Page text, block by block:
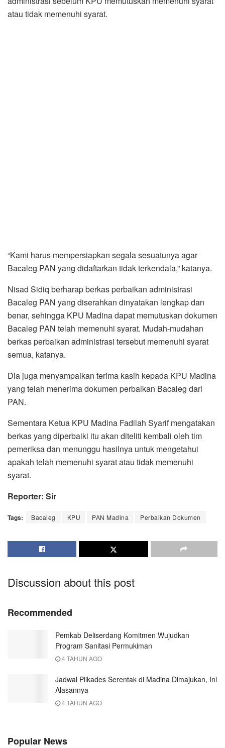
atau tidak memenuhi syarat.
“Kami harus mempersiapkan segala sesuatunya agar
Bacaleg PAN yang didaftarkan tidak terkendala,” katanya.
Nisad Sidiq berharap berkas perbaikan administrasi
Bacaleg PAN yang diserahkan dinyatakan lengkap dan
benar, sehingga KPU Madina dapat memutuskan dokumen
Bacaleg PAN telah memenuhi syarat. Mudah-mudahan
berkas perbaikan administrasi tersebut memenuhi syarat
semua, katanya.
Dia juga menyampaikan terima kasih kepada KPU Madina
yang telah menerima dokumen perbaikan Bacaleg dari
PAN.
Sementara Ketua KPU Madina Fadilah Syarif mengatakan
berkas yang diperbaiki itu akan diteliti kembali oleh tim
pemeriksa dan menunggu hasilnya untuk mengetahui
apakah telah memenuhi syarat atau tidak memenuhi
syarat.
Reporter: Sir
Tags: Bacaleg KPU PAN Madina Perbaikan Dokumen
Discussion about this post
Recommended
Pemkab Deliserdang Komitmen Wujudkan
Program Sanitasi Permukiman
4 TAHUN AGO
Jadwal Pilkades Serentak di Madina Dimajukan, Ini
Alasannya
4 TAHUN AGO
Popular News